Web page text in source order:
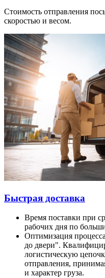
Стоимость отправления
скоростью и весом.
Быстрая доставка
Время поставки при
рабочих дня по
Оптимизация
до двери".
логистическую
отправления,
и характер груза.